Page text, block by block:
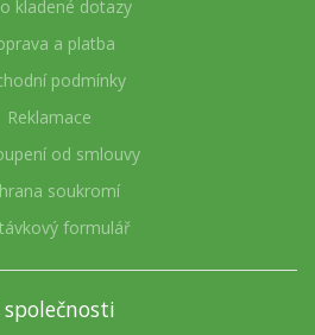
kladené dotazy
a platba
podmínky
Reklamace
od smlouvy
soukromí
formulář
společnosti